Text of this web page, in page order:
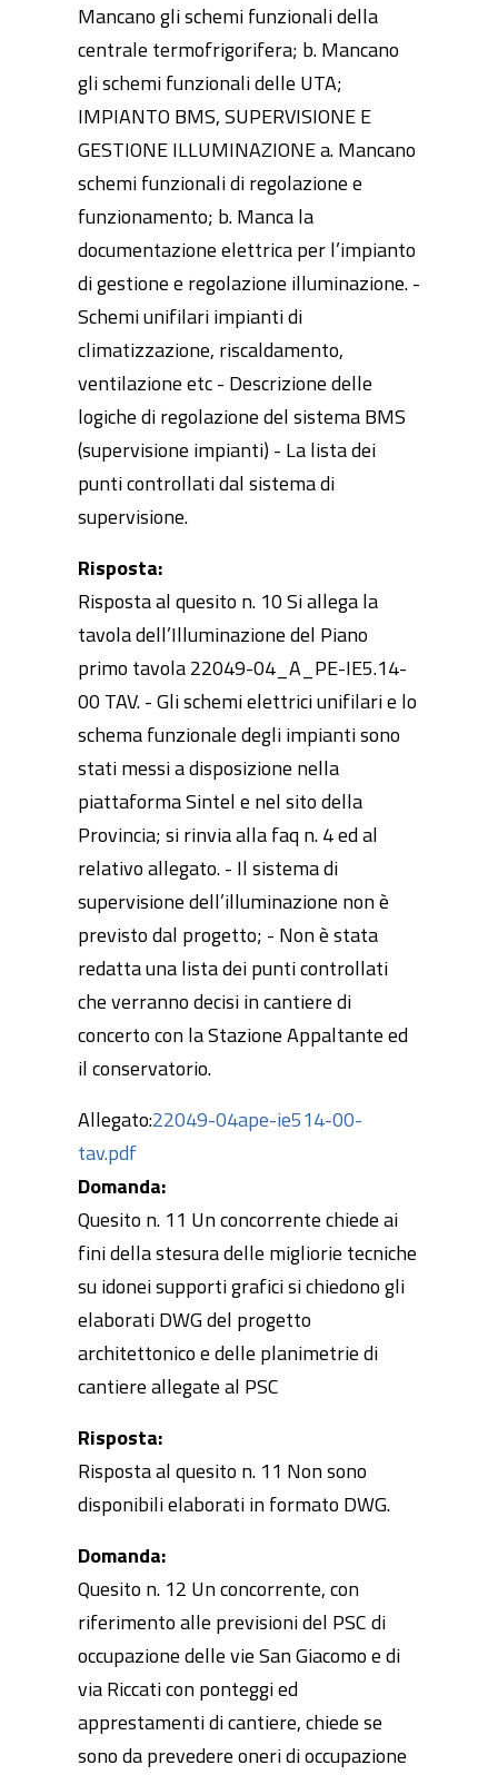
Mancano gli schemi funzionali della
centrale termofrigorifera; b. Mancano
gli schemi funzionali delle UTA;
IMPIANTO BMS, SUPERVISIONE E
GESTIONE ILLUMINAZIONE a. Mancano
schemi funzionali di regolazione e
funzionamento; b. Manca la
documentazione elettrica per l’impianto
di gestione e regolazione illuminazione. -
Schemi unifilari impianti di
climatizzazione, riscaldamento,
ventilazione etc - Descrizione delle
logiche di regolazione del sistema BMS
(supervisione impianti) - La lista dei
punti controllati dal sistema di
supervisione.
Risposta:
Risposta al quesito n. 10 Si allega la
tavola dell’Illuminazione del Piano
primo tavola 22049-04_A_PE-IE5.14-
00 TAV. - Gli schemi elettrici unifilari e lo
schema funzionale degli impianti sono
stati messi a disposizione nella
piattaforma Sintel e nel sito della
Provincia; si rinvia alla faq n. 4 ed al
relativo allegato. - Il sistema di
supervisione dell’illuminazione non è
previsto dal progetto; - Non è stata
redatta una lista dei punti controllati
che verranno decisi in cantiere di
concerto con la Stazione Appaltante ed
il conservatorio.
Allegato:22049-04ape-ie514-00-
tav.pdf
Domanda:
Quesito n. 11 Un concorrente chiede ai
fini della stesura delle migliorie tecniche
su idonei supporti grafici si chiedono gli
elaborati DWG del progetto
architettonico e delle planimetrie di
cantiere allegate al PSC
Risposta:
Risposta al quesito n. 11 Non sono
disponibili elaborati in formato DWG.
Domanda:
Quesito n. 12 Un concorrente, con
riferimento alle previsioni del PSC di
occupazione delle vie San Giacomo e di
via Riccati con ponteggi ed
apprestamenti di cantiere, chiede se
sono da prevedere oneri di occupazione